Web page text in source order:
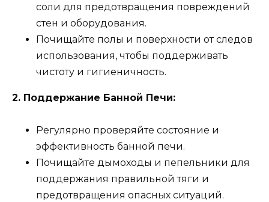
соли для предотвращения повреждений
стен и оборудования.
Почищайте полы и поверхности от следов
использования, чтобы поддерживать
чистоту и гигиеничность.
2. Поддержание Банной Печи:
Регулярно проверяйте состояние и
эффективность банной печи.
Почищайте дымоходы и пепельники для
поддержания правильной тяги и
предотвращения опасных ситуаций.